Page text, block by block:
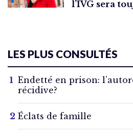
l’IVG sera
LES PLUS CONSULTÉS
Endetté en prison:
récidive?
Éclats de famille